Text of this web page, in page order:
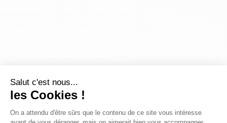
Salut c'est nous...
les Cookies !
On a attendu d'être sûrs que le contenu de ce site vous intéresse